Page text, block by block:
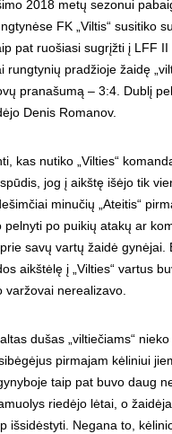
2018 metų sezonui
FK „Viltis“ susitiko
pat ruošiasi sugrįžti į LFF
rungtynių pradžioje žaidę
pranašumą – 3:4. Dublį
Denis Romanov.
kas nutiko „Vilties“
jog į aikštę išėjo tik
minučių „Ateitis“
pelnyti po puikių atakų ar
savų vartų žaidė gynėjai.
aikštėlę į „Vilties“ vartus
varžovai nerealizavo.
dušas „viltiečiams“
pirmajam kėliniui
taip pat buvo daug
riedėjo lėtai, o
išsidėstyti. Negana to,